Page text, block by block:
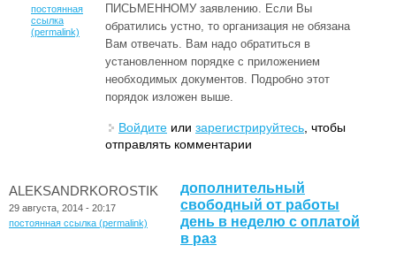
постоянная
ссылка
(permalink)
ПИСЬМЕННОМУ заявлению. Если Вы
обратились устно, то организация не обязана
Вам отвечать. Вам надо обратиться в
установленном порядке с приложением
необходимых документов. Подробно этот
порядок изложен выше.
Войдите или зарегистрируйтесь , чтобы
отправлять комментарии
ALEKSANDRKOROSTIK
29 августа, 2014 - 20:17
постоянная ссылка (permalink)
дополнительный
свободный от работы
день в неделю с оплатой
в раз